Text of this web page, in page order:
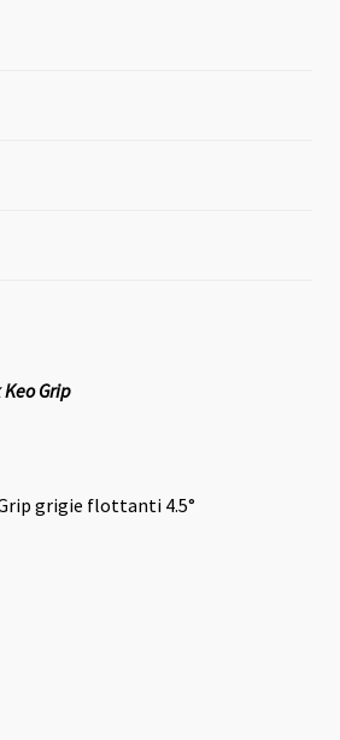
Grip
grigie flottanti 4.5°